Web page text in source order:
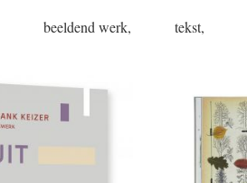
beeldend werk, tekst,